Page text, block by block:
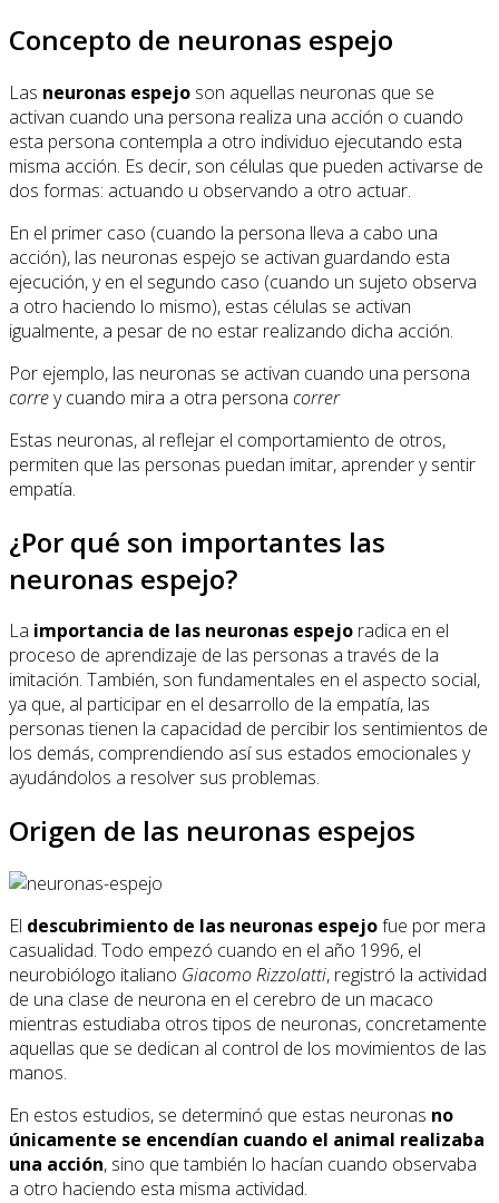
Concepto de neuronas espejo
Las neuronas espejo son aquellas neuronas que se
activan cuando una persona realiza una acción o cuando
esta persona contempla a otro individuo ejecutando esta
misma acción. Es decir, son células que pueden activarse de
dos formas: actuando u observando a otro actuar.
En el primer caso (cuando la persona lleva a cabo una
acción), las neuronas espejo se activan guardando esta
ejecución, y en el segundo caso (cuando un sujeto observa
a otro haciendo lo mismo), estas células se activan
igualmente, a pesar de no estar realizando dicha acción.
Por ejemplo, las neuronas se activan cuando una persona
correy cuando mira a otra persona correr
Estas neuronas, al reflejar el comportamiento de otros,
permiten que las personas puedan imitar, aprender y sentir
empatía.
¿Por qué son importantes las
neuronas espejo?
La importancia de las neuronas espejo radica en el
proceso de aprendizaje de las personas a través de la
imitación. También, son fundamentales en el aspecto social,
ya que, al participar en el desarrollo de la empatía, las
personas tienen la capacidad de percibir los sentimientos de
los demás, comprendiendo así sus estados emocionales y
ayudándolos a resolver sus problemas.
Origen de las neuronas espejos
El descubrimiento de las neuronas espejofue por mera
casualidad. Todo empezó cuando en el año 1996, el
neurobiólogo italiano Giacomo Rizzolatti, registró la actividad
de una clase de neurona en el cerebro de un macaco
mientras estudiaba otros tipos de neuronas, concretamente
aquellas que se dedican al control de los movimientos de las
manos.
En estos estudios, se determinó que estas neuronas no
únicamente se encendían cuando el animal realizaba
una acción, sino que también lo hacían cuando observaba
a otro haciendo esta misma actividad.